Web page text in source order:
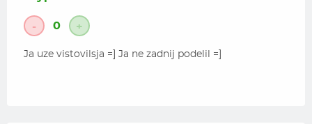
- 0 +
Ja uze vistovilsja =] Ja ne zadnij podelil =]